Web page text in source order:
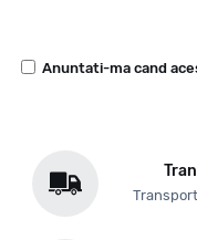
Anuntati-ma cand
Transport